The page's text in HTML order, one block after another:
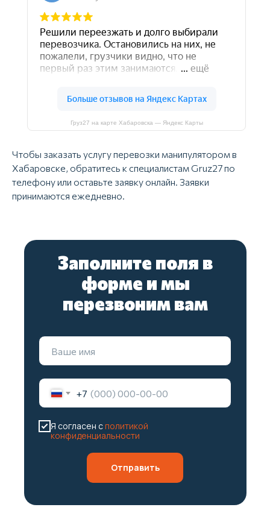
Груз27 на карте Хабаровска — Яндекс Карты
Чтобы заказать услугу перевозки манипулятором в
Хабаровске, обратитесь к специалистам Gruz27 по
телефону или оставьте заявку онлайн. Заявки
принимаются ежедневно.
Заполните поля в
форме и мы
перезвоним вам
+7
Я согласен сполитикой
конфиденциальности
Отправить
Политика конфиденциальности
Другие услуги
Перевозка кровати
Перевозка зеркал
Перевозка стекла
Перевозка окон
Перевозка пианино
Перевозка стиральной машины
Перевозка станков
Перевозка пиломатериалов
Перевозка мотоциклов
Междугородние грузоперевозки
Грузоперевозки фурами
Аутсорсинг грузчиков
Контейнерные перевозки
Доставка до маркетплейсов
Услуги по переносу мебели
Вывоз мусора
сайтов - studiorosta.ru